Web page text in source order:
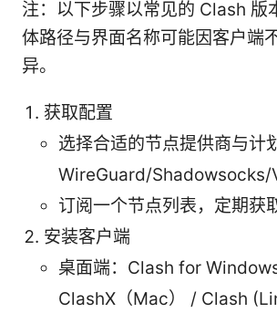
注：以下步骤以常见的 Clash 版
体路径与界面名称可能因客户端
异。
获取配置
选择合适的节点提供商与计
WireGuard/Shadowsocks/
订阅一个节点列表，定期获
安装客户端
桌面端：Clash for
ClashX（Mac） / Clash